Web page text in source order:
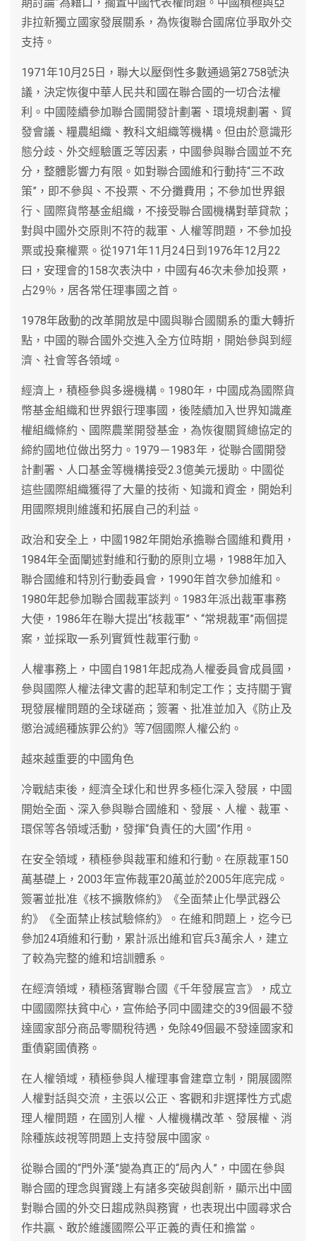
非拉新獨立國家發展關系，為恢復聯合國席位爭取外交
支持。
1971年10月25日，聯大以壓倒性多數通過第2758號決
議，決定恢復中華人民共和國在聯合國的一切合法權
利。中國陸續參加聯合國開發計劃署、環境規劃署、貿
發會議、糧農組織、教科文組織等機構。但由於意識形
態分歧、外交經驗匱乏等因素，中國參與聯合國並不充
分，整體影響力有限。如對聯合國維和行動持“三不政
策”，即不參與、不投票、不分攤費用；不參加世界銀
行、國際貨幣基金組織，不接受聯合國機構對華貸款；
對與中國外交原則不符的裁軍、人權等問題，不參加投
票或投棄權票。從1971年11月24日到1976年12月22
曰，安理會的158次表決中，中國有46次未參加投票，
占29％，居各常任理事國之首。
1978年啟動的改革開放是中國與聯合國關系的重大轉折
點，中國的聯合國外交進入全方位時期，開始參與到經
濟、社會等各領域。
經濟上，積極參與多邊機構。1980年，中國成為國際貨
幣基金組織和世界銀行理事國，後陸續加入世界知識產
權組織條約、國際農業開發基金，為恢復關貿總協定的
締約國地位做出努力。1979－1983年，從聯合國開發
計劃署、人口基金等機構接受2.3億美元援助。中國從
這些國際組織獲得了大量的技術、知識和資金，開始利
用國際規則維護和拓展自己的利益。
政治和安全上，中國1982年開始承擔聯合國維和費用，
1984年全面闡述對維和行動的原則立場，1988年加入
聯合國維和特別行動委員會，1990年首次參加維和。
1980年起參加聯合國裁軍談判。1983年派出裁軍事務
大使，1986年在聯大提出“核裁軍”、“常規裁軍”兩個提
案，並採取一系列實質性裁軍行動。
人權事務上，中國自1981年起成為人權委員會成員國，
參與國際人權法律文書的起草和制定工作；支持關于實
現發展權問題的全球磋商；簽署、批准並加入《防止及
懲治滅絕種族罪公約》等7個國際人權公約。
越來越重要的中國角色
冷戰結束後，經濟全球化和世界多極化深入發展，中國
開始全面、深入參與聯合國維和、發展、人權、裁軍、
環保等各領域活動，發揮“負責任的大國”作用。
在安全領域，積極參與裁軍和維和行動。在原裁軍150
萬基礎上，2003年宣佈裁軍20萬並於2005年底完成。
簽署並批准《核不擴散條約》《全面禁止化學武器公
約》《全面禁止核試驗條約》。在維和問題上，迄今已
參加24項維和行動，累計派出維和官兵3萬余人，建立
了較為完整的維和培訓體系。
在經濟領域，積極落實聯合國《千年發展宣言》，成立
中國國際扶貧中心，宣佈給予同中國建交的39個最不發
達國家部分商品零關稅待遇，免除49個最不發達國家和
重債窮國債務。
在人權領域，積極參與人權理事會建章立制，開展國際
人權對話與交流，主張以公正、客觀和非選擇性方式處
理人權問題，在國別人權、人權機構改革、發展權、消
除種族歧視等問題上支持發展中國家。
從聯合國的“門外漢”變為真正的“局內人”，中國在參與
聯合國的理念與實踐上有諸多突破與創新，顯示出中國
對聯合國的外交日趨成熟與務實，也表現出中國尋求合
作共贏、敢於維護國際公平正義的責任和擔當。